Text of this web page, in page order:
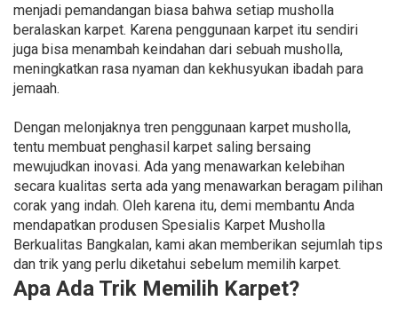
menjadi pemandangan biasa bahwa setiap musholla
beralaskan karpet. Karena penggunaan karpet itu sendiri
juga bisa menambah keindahan dari sebuah musholla,
meningkatkan rasa nyaman dan kekhusyukan ibadah para
jemaah.
Dengan melonjaknya tren penggunaan karpet musholla,
tentu membuat penghasil karpet saling bersaing
mewujudkan inovasi. Ada yang menawarkan kelebihan
secara kualitas serta ada yang menawarkan beragam pilihan
corak yang indah. Oleh karena itu, demi membantu Anda
mendapatkan produsen Spesialis Karpet Musholla
Berkualitas Bangkalan, kami akan memberikan sejumlah tips
dan trik yang perlu diketahui sebelum memilih karpet.
Apa Ada Trik Memilih Karpet?